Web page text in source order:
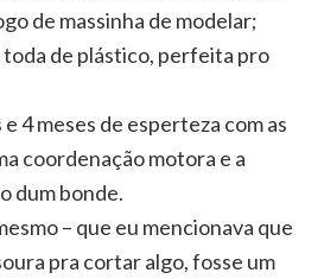
de massinha de modelar;
toda de plástico, perfeita pro
4 meses de esperteza com as
coordenação motora e a
dum bonde.
– que eu mencionava que
pra cortar algo, fosse um